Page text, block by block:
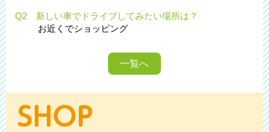
Q2 新しい車でドライブしてみたい場所は？
お近くでショッピング
一覧へ